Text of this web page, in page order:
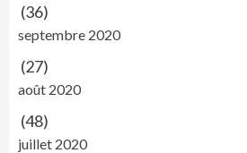
(36)
septembre 2020
(27)
août 2020
(48)
juillet 2020